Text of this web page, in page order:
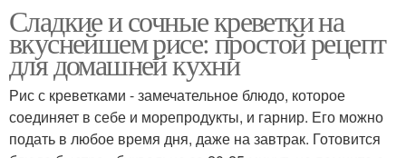
Сладкие и сочные креветки на
вкуснейшем рисе: простой рецепт
для домашней кухни
Рис с креветками - замечательное блюдо, которое
соединяет в себе и морепродукты, и гарнир. Его можно
подать в любое время дня, даже на завтрак. Готовится